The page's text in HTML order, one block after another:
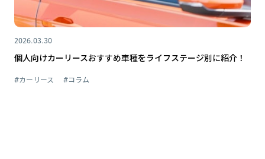
2026.03.30
個人向けカーリースおすすめ車種をライフステージ別に紹介！
#カーリース #コラム